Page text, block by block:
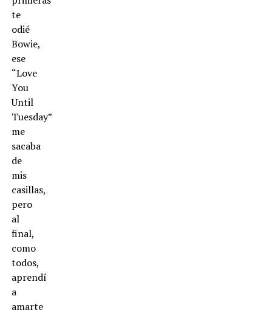
te
odié
Bowie,
ese
“Love
You
Until
Tuesday”
me
sacaba
de
mis
casillas,
pero
al
final,
como
todos,
aprendí
a
amarte